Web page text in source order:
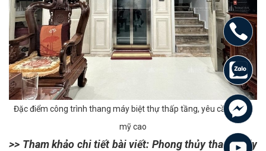
Đặc điểm công trình thang máy biệt thự thấp tầng, yêu cầu thầm
mỹ cao
>> Tham khảo chi tiết bài viết: Phong thủy thang máy